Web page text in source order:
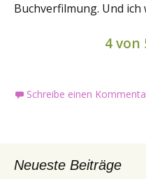
Buchverfilmung. Und ich
4 von
Schreibe einen
Neueste Beiträge